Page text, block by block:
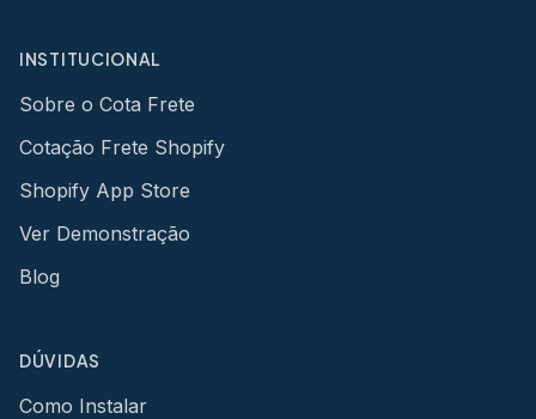
INSTITUCIONAL
Sobre o Cota Frete
Cotação Frete Shopify
Shopify App Store
Ver Demonstração
Blog
DÚVIDAS
Como Instalar